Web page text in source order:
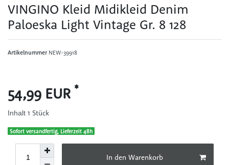
VINGINO Kleid Midikleid Denim
Paloeska Light Vintage Gr. 8 128
Artikelnummer NEW-39918
54,99 EUR *
Inhalt 1 Stück
Sofort versandfertig, Lieferzeit 48h
In den Warenkorb